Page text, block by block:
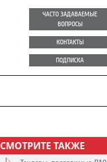
ЧАСТО ЗАДАВАЕМЫЕ
ВОПРОСЫ
КОНТАКТЫ
ПОДПИСКА
СМОТРИТЕ ТАКЖЕ